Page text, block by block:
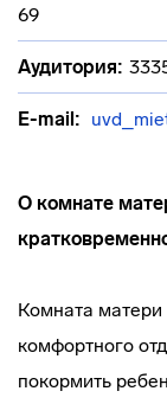
69
Аудитория:
E-mail:
О комнате
Комната матери
комфортного
покормить